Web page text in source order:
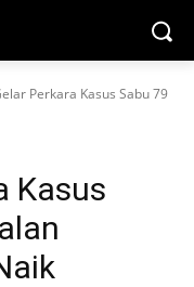
Perkara Kasus Sabu 79
Kasus